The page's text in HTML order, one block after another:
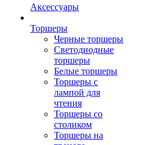
Аксессуары
Торшеры
Черные торшеры
Светодиодные
торшеры
Белые торшеры
Торшеры с
лампой для
чтения
Торшеры со
столиком
Торшеры на